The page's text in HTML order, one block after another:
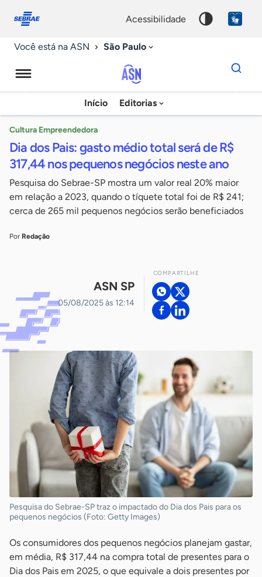
conosco
acessibilidade
Você está na ASN São Paulo
Agência
Sebrae
Notícias
Início Editorias
Dados
para
chave
Cultura Empreendedora
Dia dos Pais: gasto médio total será de R$
317,44 nos pequenos negócios neste ano
Pesquisa do Sebrae-SP mostra um valor real 20% maior
em relação a 2023, quando o tíquete total foi de R$ 241;
cerca de 265 mil pequenos negócios serão beneficiados
Por Redação
ASN SP
05/08/2025 às 12:14
COMPARTILHE
Pesquisa do Sebrae-SP traz o impactado do Dia dos Pais para os
pequenos negócios (Foto: Getty Images)
Os consumidores dos pequenos negócios planejam gastar,
em média, R$ 317,44 na compra total de presentes para o
Dia dos Pais em 2025, o que equivale a dois presentes por